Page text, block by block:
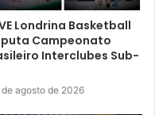
Teixeira, que fica
vão participar
sobre como prevenir a
da doença. A
19 horas, na Rua
Londrina Basketball
Campeonato
Interclubes Sub-
de agosto de 2026